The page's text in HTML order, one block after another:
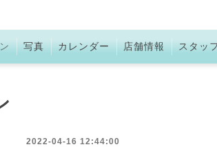
写真 カレンダー 店舗情報 スタッ
2022-04-16 12:44:00